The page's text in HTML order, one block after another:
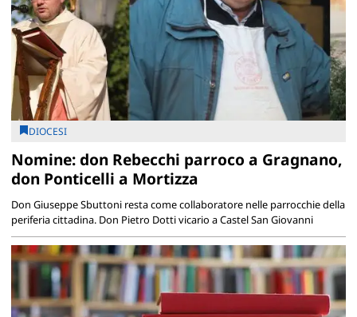
DIOCESI
Nomine: don Rebecchi parroco a Gragnano,
don Ponticelli a Mortizza
Don Giuseppe Sbuttoni resta come collaboratore nelle parrocchie della
periferia cittadina. Don Pietro Dotti vicario a Castel San Giovanni